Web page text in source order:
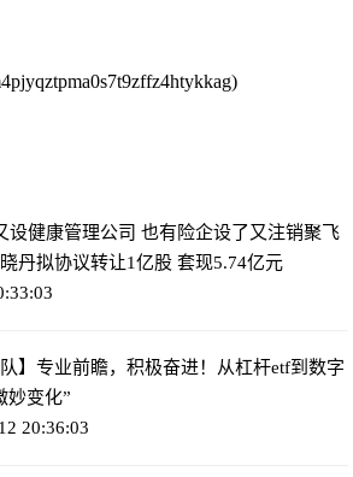
设健康管理公司 也有险企设了又注销聚飞
丹拟协议转让1亿股 套现5.74亿元
】专业前瞻，积极奋进！
从杠杆etf到数字
妙变化”
20:36:03